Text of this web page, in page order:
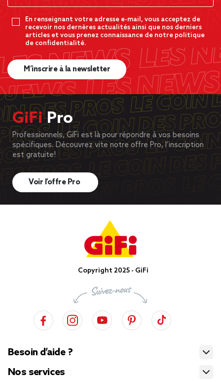
En renseignant votre adresse e-mail, vous acceptez de
recevoir nos dernères actualités ainsi que nos derniers
articles et vous prenez connaissance de notre politique
de confidentialité.
M’inscrire à la newsletter
GiFiPro
Professionnels, GiFi est là pour répondre à vos besoins
spécifiques. Découvrez vite notre offre Pro, l’inscription
est gratuite!
Voir l’offre Pro
Copyright 2025 - GiFi
Besoin d’aide ?
Nos services